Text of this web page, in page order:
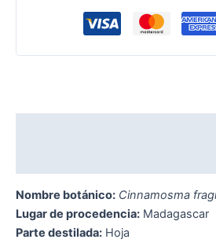
Nombre botánico: Cinnamosma
Lugar de procedencia: Madagascar
Parte destilada: Hoja